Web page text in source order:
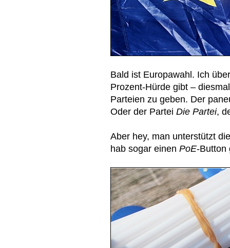
Bald ist Europawahl. Ich
Prozent-Hürde gibt –
Parteien zu geben. Der
Oder der Partei Die Partei,
Aber hey, man unterstützt
hab sogar einen PoE-Button